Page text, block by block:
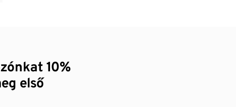
10%
első